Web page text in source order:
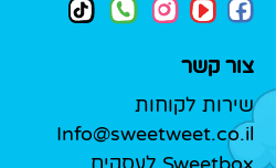
צור קשר
שירות לקוחות
Info@sweetweet.co.il